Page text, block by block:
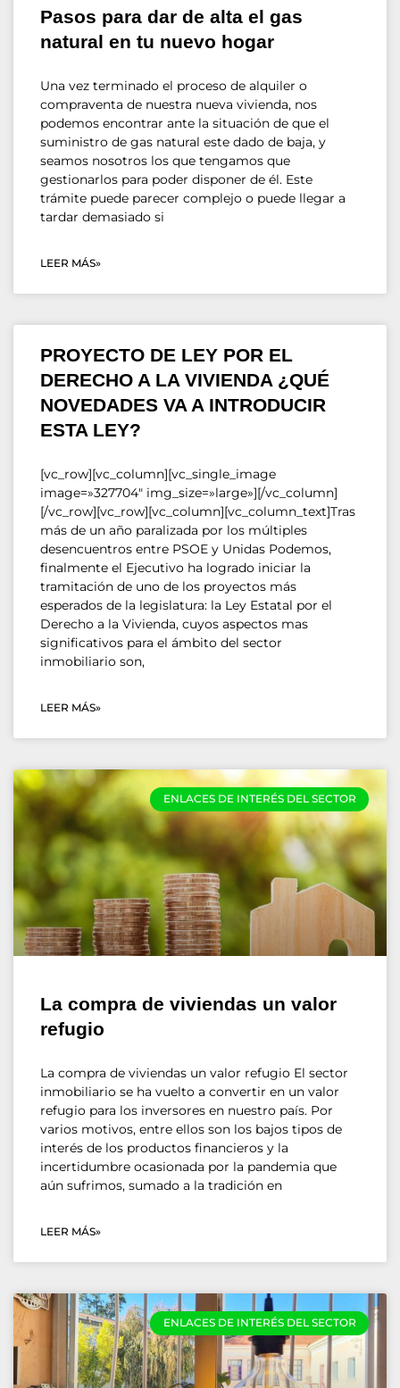
Pasos para dar de alta el gas
natural en tu nuevo hogar
Una vez terminado el proceso de alquiler o
compraventa de nuestra nueva vivienda, nos
podemos encontrar ante la situación de que el
suministro de gas natural este dado de baja, y
seamos nosotros los que tengamos que
gestionarlos para poder disponer de él. Este
trámite puede parecer complejo o puede llegar a
tardar demasiado si
LEER MÁS»
PROYECTO DE LEY POR EL
DERECHO A LA VIVIENDA ¿QUÉ
NOVEDADES VA A INTRODUCIR
ESTA LEY?
[vc_row][vc_column][vc_single_image
image=»327704″ img_size=»large»][/vc_column]
[/vc_row][vc_row][vc_column][vc_column_text]Tras
más de un año paralizada por los múltiples
desencuentros entre PSOE y Unidas Podemos,
finalmente el Ejecutivo ha logrado iniciar la
tramitación de uno de los proyectos más
esperados de la legislatura: la Ley Estatal por el
Derecho a la Vivienda, cuyos aspectos mas
significativos para el ámbito del sector
inmobiliario son,
LEER MÁS»
ENLACES DE INTERÉS DEL SECTOR
La compra de viviendas un valor
refugio
La compra de viviendas un valor refugio El sector
inmobiliario se ha vuelto a convertir en un valor
refugio para los inversores en nuestro país. Por
varios motivos, entre ellos son los bajos tipos de
interés de los productos financieros y la
incertidumbre ocasionada por la pandemia que
aún sufrimos, sumado a la tradición en
LEER MÁS»
ENLACES DE INTERÉS DEL SECTOR